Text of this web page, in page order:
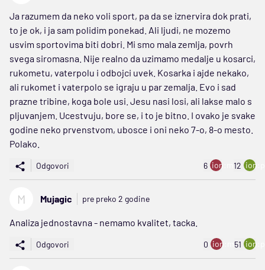
Ja razumem da neko voli sport, pa da se iznervira dok prati,
to je ok, i ja sam polidim ponekad. Ali ljudi, ne mozemo
usvim sportovima biti dobri. Mi smo mala zemlja, povrh
svega siromasna. Nije realno da uzimamo medalje u kosarci,
rukometu, vaterpolu i odbojci uvek. Kosarka i ajde nekako,
ali rukomet i vaterpolo se igraju u par zemalja. Evo i sad
prazne tribine, koga bole usi. Jesu nasi losi, ali lakse malo s
pljuvanjem. Ucestvuju, bore se, i to je bitno. I ovako je svake
godine neko prvenstvom, ubosce i oni neko 7-o, 8-o mesto.
Polako.
Odgovori 6 ion:minus
12
M Mujagic pre preko 2 godine
Analiza jednostavna - nemamo kvalitet, tacka.
Odgovori 0 ion:minus
51